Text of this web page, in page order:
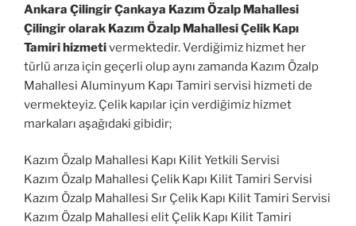
Ankara Çilingir Çankaya Kazım Özalp Mahallesi
Çilingir olarak Kazım Özalp Mahallesi Çelik Kapı
Tamiri hizmetivermektedir. Verdiğimiz hizmet her
türlü arıza için geçerli olup aynı zamanda Kazım Özalp
Mahallesi Aluminyum Kapı Tamiri servisi hizmeti de
vermekteyiz. Çelik kapılar için verdiğimiz hizmet
markaları aşağıdaki gibidir;
Kazım Özalp Mahallesi Kapı Kilit Yetkili Servisi
Kazım Özalp Mahallesi Çelik Kapı Kilit Tamiri Servisi
Kazım Özalp Mahallesi Sır Çelik Kapı Kilit Tamiri Servisi
Kazım Özalp Mahallesi elit Çelik Kapı Kilit Tamiri